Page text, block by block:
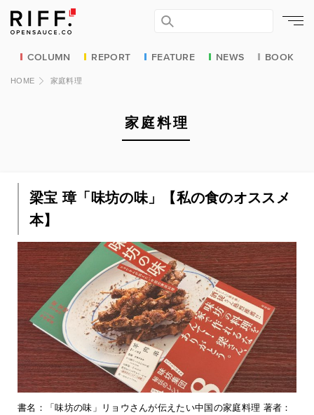
COLUMN REPORT FEATURE NEWS BOOK
HOME 家庭料理
家庭料理
梁宝 璋「味坊の味」【私の食のオススメ
本】
書名：「味坊の味」リョウさんが伝えたい中国の家庭料理 著者：